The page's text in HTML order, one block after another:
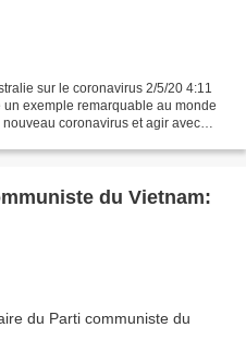
sur le coronavirus 2/5/20 4:11
exemple remarquable au monde
coronavirus et agir avec
du Vietnam: